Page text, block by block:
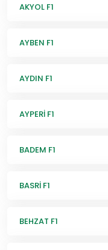
AKYOL F1
AYBEN F1
AYDIN F1
AYPERİ F1
BADEM F1
BASRİ F1
BEHZAT F1